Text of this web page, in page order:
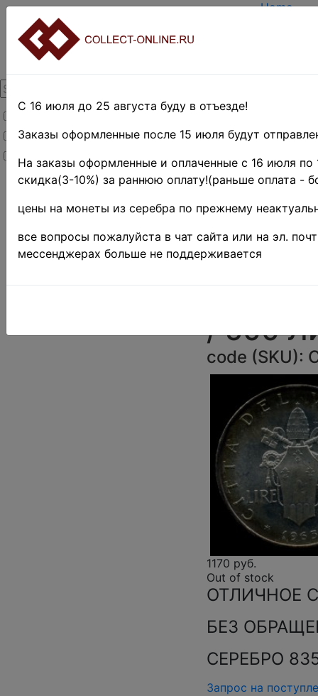
Товары со скидкой
Товары в наличии
Новинки
Home
TERMS
Home»
»Coins»
Иностранные
монеты»
Europe»
/ 500
code (SKU):
1170 руб.
Out of stock
ОТЛИЧНОЕ
БЕЗ
СЕРЕБРО
Запрос на
С 16 июля до 25 августа буду в отъезде!
Заказы оформленные после 15 июля будут
На заказы оформленные и оплаченные с 16 июля по
скидка(3-10%) за раннюю оплату!(раньше оплата -
цены на монеты из серебра по прежнему
все вопросы пожалуйста в чат сайта или на эл.
мессенджерах больше не поддерживается